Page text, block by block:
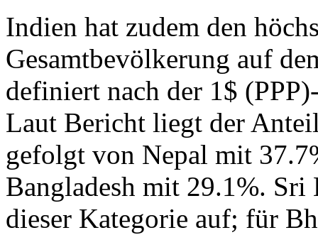
Indien hat zudem den
Gesamtbevölkerung auf
definiert nach der 1$
Laut Bericht liegt der
gefolgt von Nepal mit
Bangladesh mit 29.1%.
dieser Kategorie auf; für